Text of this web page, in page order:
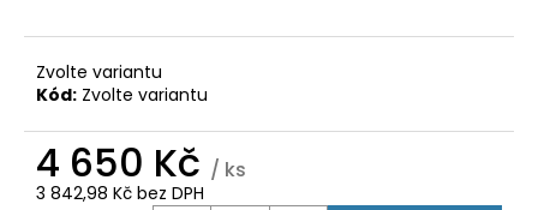
Zvolte variantu
Kód: Zvolte variantu
4 650 Kč / ks
3 842,98 Kč bez DPH
OKNO
120X120
BÍLÁ/BÍLÁ
(DVOUKŘÍDLÉ
BEZ
SLOUPKU)